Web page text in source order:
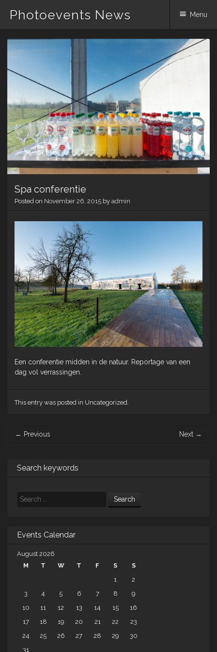
Photoevents News Menu
Skip
to
Spa conferentie
Posted on November 26, 2015 by admin
Een conferentie midden in de natuur. Reportage van een
dag vol verrassingen.
This entry was posted in Uncategorized.
navigation
← Previous Next →
Search keywords
Search
Events Calendar
August 2026
M
T W T F S
S
1
2
3
4 5 6 7 8
9
10
11 12 13 14 15
16
17
18 19 20 21 22
23
24
25 26 27 28 29
30
31